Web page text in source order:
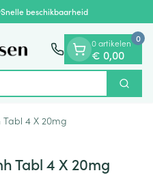
Snelle beschikbaarheid
Zoek
0 artikelen
€ 0,00
0
4 X 20mg
Tabl 4 X 20mg